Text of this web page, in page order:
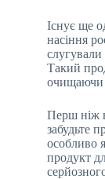
Існує ще
насіння
Такий
очищаючи
Перш ніж
забудьте
особливо
продукт